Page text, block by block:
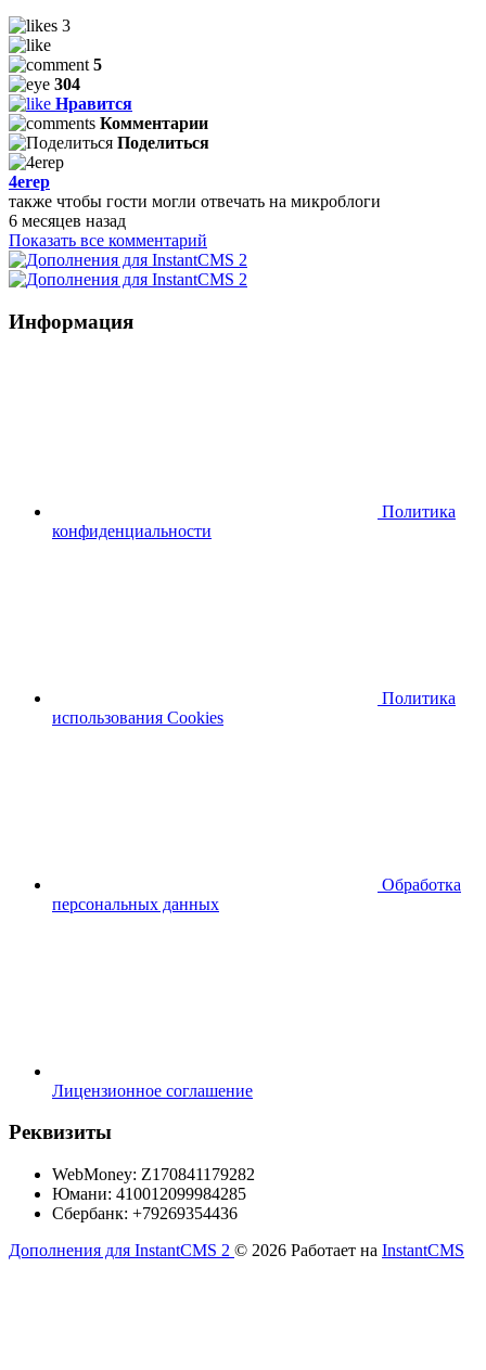
3
5
304
Нравится
Комментарии
Поделиться
4erep
также чтобы гости могли отвечать на микроблоги
6 месяцев назад
Показать все комментарий
Информация
Политика
конфиденциальности
Политика
использования Cookies
Обработка
персональных данных
Лицензионное соглашение
Реквизиты
WebMoney: Z170841179282
Юмани: 410012099984285
Сбербанк: +79269354436
Дополнения для InstantCMS 2 © 2026 Работает на InstantCMS